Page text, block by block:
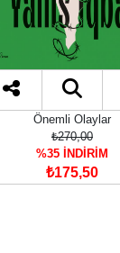
Önemli Olaylar
₺270,00
%35 İNDİRİM
₺175,50